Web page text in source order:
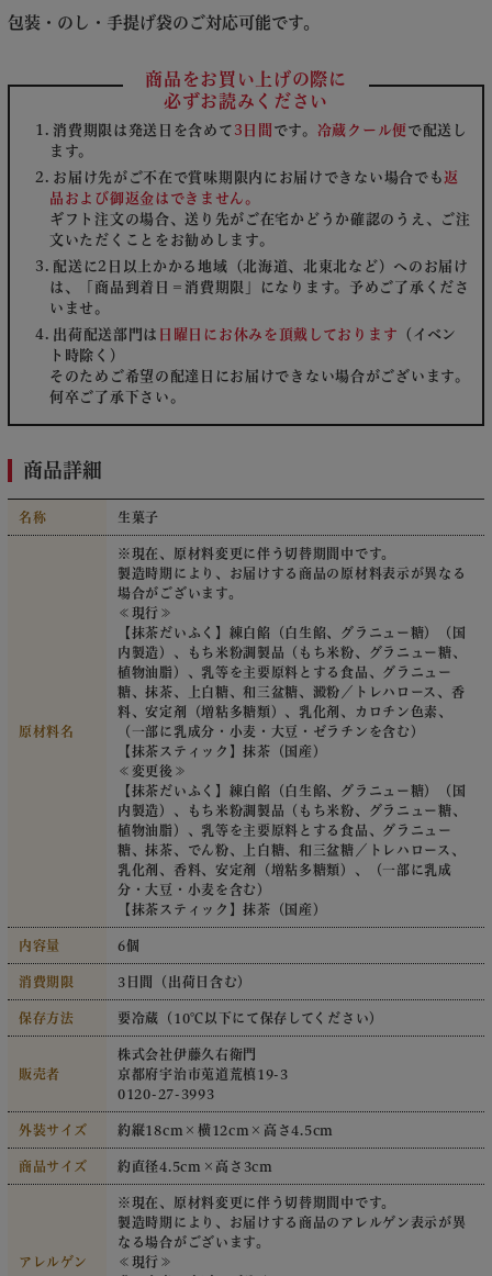
包装・のし・手提げ袋のご対応可能です。
商品をお買い上げの際に
必ずお読みください
消費期限は発送日を含めて 3日間 です。 冷蔵クール便 で配送し
ます。
お届け先がご不在で賞味期限内にお届けできない場合でも返
品および御返金はできません。
ギフト注文の場合、送り先がご在宅かどうか確認のうえ、ご注
文いただくことをお勧めします。
配送に2日以上かかる地域（北海道、北東北など）へのお届け
は、「商品到着日＝消費期限」になります。予めご了承くださ
いませ。
出荷配送部門は 日曜日にお休みを頂戴しております （イベン
ト時除く）
そのためご希望の配達日にお届けできない場合がございます。
何卒ご了承下さい。
商品詳細
名称 生菓子
原材料名
※現在、原材料変更に伴う切替期間中です。
製造時期により、お届けする商品の原材料表示が異なる
場合がございます。
≪現行≫
【抹茶だいふく】練白餡（白生餡、グラニュー糖）（国
内製造）、もち米粉調製品（もち米粉、グラニュー糖、
植物油脂）、乳等を主要原料とする食品、グラニュー
糖、抹茶、上白糖、和三盆糖、澱粉／トレハロース、香
料、安定剤（増粘多糖類）、乳化剤、カロチン色素、
（一部に乳成分・小麦・大豆・ゼラチンを含む）
【抹茶スティック】抹茶（国産）
≪変更後≫
【抹茶だいふく】練白餡（白生餡、グラニュー糖）（国
内製造）、もち米粉調製品（もち米粉、グラニュー糖、
植物油脂）、乳等を主要原料とする食品、グラニュー
糖、抹茶、でん粉、上白糖、和三盆糖／トレハロース、
乳化剤、香料、安定剤（増粘多糖類）、（一部に乳成
分・大豆・小麦を含む）
【抹茶スティック】抹茶（国産）
内容量 6個
消費期限 3日間（出荷日含む）
保存方法 要冷蔵（10℃以下にて保存してください）
販売者
株式会社伊藤久右衛門
京都府宇治市莵道荒槙19-3
0120-27-3993
外装サイズ 約縦18cm×横12cm×高さ4.5cm
商品サイズ 約直径4.5cm×高さ3cm
アレルゲン
※現在、原材料変更に伴う切替期間中です。
製造時期により、お届けする商品のアレルゲン表示が異
なる場合がございます。
≪現行≫